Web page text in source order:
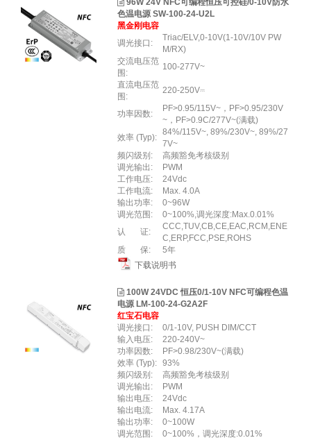
96W 24V NFC可编程恒压可控硅/0-10V防水
色温电源 SW-100-24-U2L
黑金刚电容
调光接口:
Triac/ELV,0-10V(1-10V/10V PW
M/RX)
交流电压范
围:
100-277V~
直流电压范
围:
220-250V⎓
功率因数:
PF>0.95/115V~，PF>0.95/230V
~，PF>0.9C/277V~(满载)
效率 (Typ):
84%/115V~, 89%/230V~, 89%/27
7V~
频闪级别:
高频豁免考核级别
调光输出:
PWM
工作电压:
24Vdc
工作电流:
Max. 4.0A
输出功率:
0~96W
调光范围:
0~100%,调光深度:Max.0.01%
认 证:
CCC,TUV,CB,CE,EAC,RCM,ENE
C,ERP,FCC,PSE,ROHS
质 保:
5年
下载说明书
100W 24VDC 恒压0/1-10V NFC可编程色温
电源 LM-100-24-G2A2F
红宝石电容
调光接口:
0/1-10V, PUSH DIM/CCT
输入电压:
220-240V~
功率因数:
PF>0.98/230V~(满载)
效率 (Typ): 93%
频闪级别:
高频豁免考核级别
调光输出:
PWM
输出电压:
24Vdc
输出电流:
Max. 4.17A
输出功率:
0~100W
调光范围:
0~100%，调光深度:0.01%